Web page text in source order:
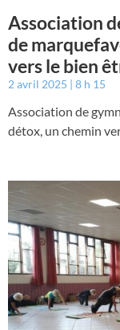
Association
de
vers le bien
2 avril 2025 8 h 15
Association de
détox, un chemin